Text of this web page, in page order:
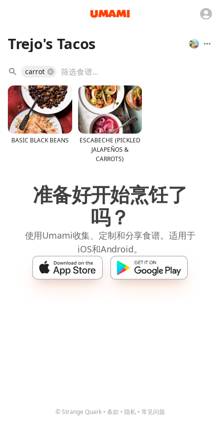
Trejo's Tacos
carrot
BASIC BLACK BEANS
ESCABECHE (PICKLED
JALAPEÑOS &
CARROTS)
准备好开始烹饪了
吗？
使用Umami收集、定制和分享食谱。适用于
iOS和Android。
© Strange Quark • 条款 • 隐私 • 常见问题